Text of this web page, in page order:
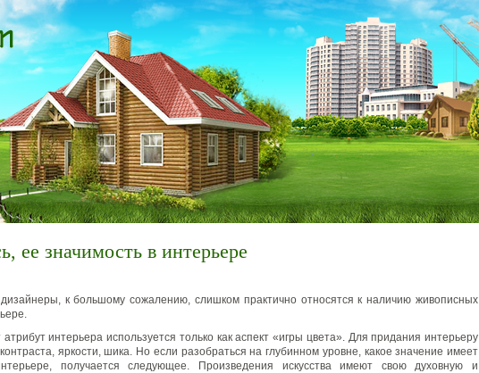
ее значимость в интерьере
к большому сожалению, слишком практично относятся к наличию живописных
атрибут интерьера используется только как аспект «игры цвета». Для придания интерьеру
яркости, шика. Но если разобраться на глубинном уровне, какое значение имеет
получается следующее. Произведения искусства имеют свою духовную и